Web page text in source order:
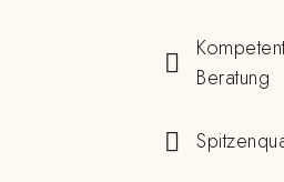
Beratung